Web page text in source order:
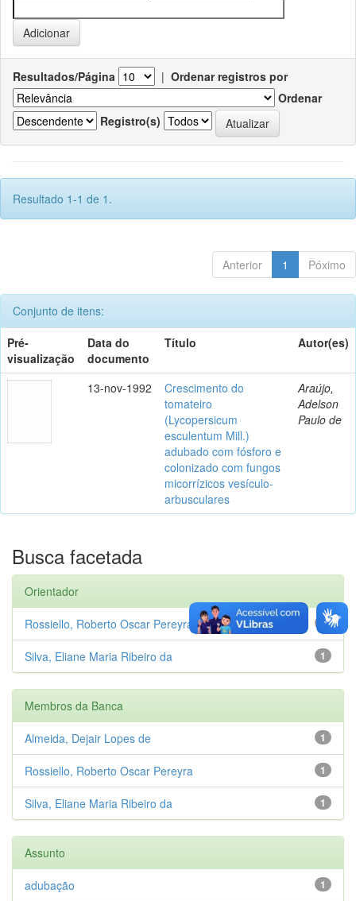
Resultados/Página | Ordenar registros por
Ordenar
Registro(s)
Resultado 1-1 de 1.
Anterior 1 Póximo
Conjunto de itens:
Pré-
visualização
Data do
documento
Título Autor(es)
13-nov-1992
Crescimento do
tomateiro
(Lycopersicum
esculentum Mill.)
adubado com fósforo e
colonizado com fungos
micorrízicos vesículo-
arbusculares
Araújo,
Adelson
Paulo de
Busca facetada
Orientador
1
Rossiello, Roberto Oscar Pereyra
1
Silva, Eliane Maria Ribeiro da
Membros da Banca
1
Almeida, Dejair Lopes de
1
Rossiello, Roberto Oscar Pereyra
1
Silva, Eliane Maria Ribeiro da
Assunto
1
adubação